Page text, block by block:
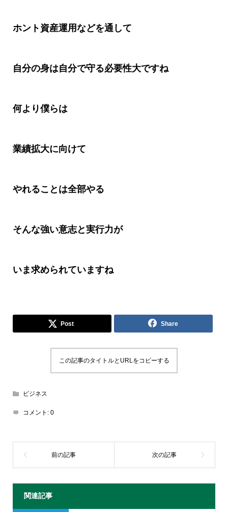
ホント資産運用などを通して
自分の身は自分で守る必要性大ですね
何より僕らは
業績拡大に向けて
やれることは全部やる
そんな強い意志と実行力が
いま求められていますね
Post Share
この記事のタイトルとURLをコピーする
ビジネス
コメント: 0
関連記事